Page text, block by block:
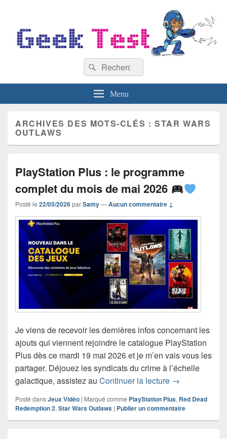
Recherche :
Rechercher
Menu
ARCHIVES DES MOTS-CLÉS :STAR WARS
OUTLAWS
PlayStation Plus : le programme
complet du mois de mai 2026
Posté le 22/05/2026parSamy—Aucun commentaire ↓
Je viens de recevoir les dernières infos concernant les
ajouts qui viennent rejoindre le catalogue PlayStation
Plus dès ce mardi 19 mai 2026 et je m’en vais vous les
partager. Déjouez les syndicats du crime à l’échelle
galactique, assistez au Continuer la lecture PlayStation
→
Posté dansJeux Vidéo | Marqué comme PlayStation Plus, Red Dead
Redemption 2, Star Wars Outlaws | Publier un commentaire